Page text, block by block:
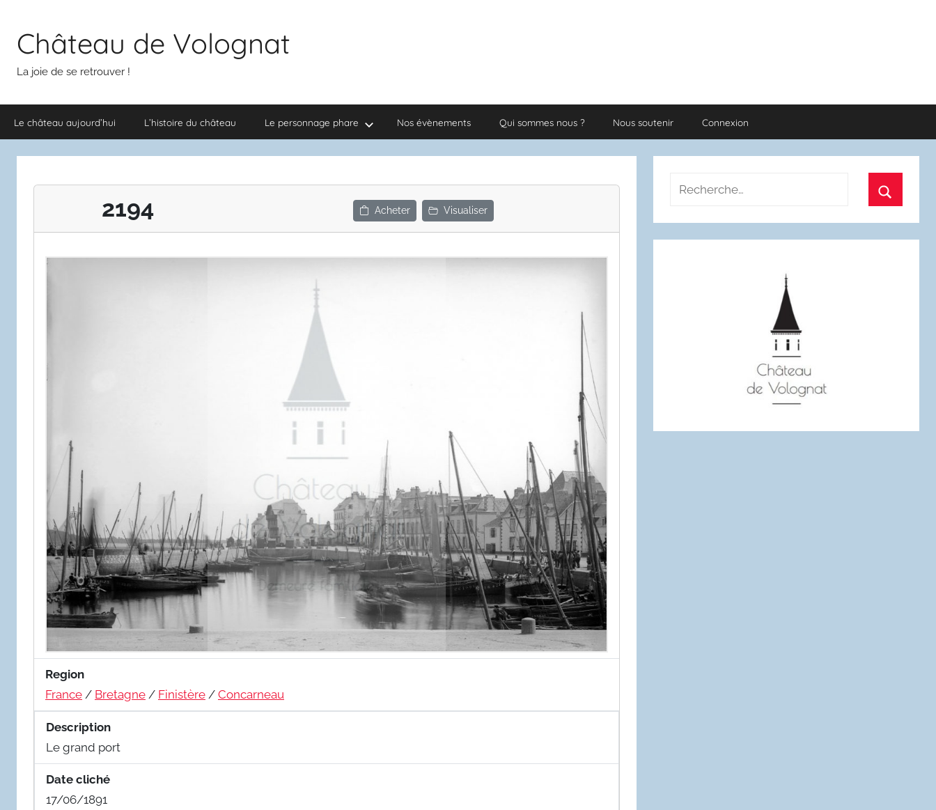
contenuChâteau de Volognat
La joie de se retrouver !
Le château aujourd’hui L’histoire du château Le personnage phare Nos évènements Qui sommes nous ? Nous soutenir Connexion
2194 Acheter Visualiser
Region
France / Bretagne / Finistère / Concarneau
Description
Le grand port
Date cliché
17/06/1891
Recherche
: